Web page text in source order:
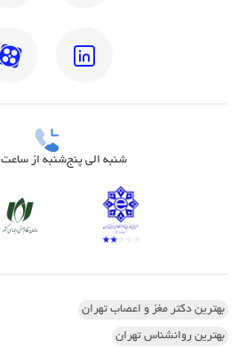
شنبه الی پنج‌شنبه از ساعت 9 صبح
بهترین دکتر مغز و اعصاب تهران
بهترین روانشناس تهران